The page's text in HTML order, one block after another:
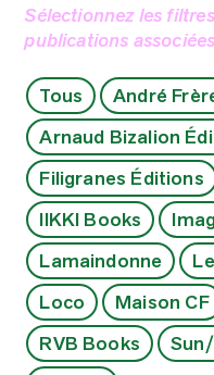
Sélectionnez les
publications associées
Tous André
Arnaud Bizalion
Filigranes Éditions
IIKKI Books
Lamaindonne
Loco Maison CF
RVB Books